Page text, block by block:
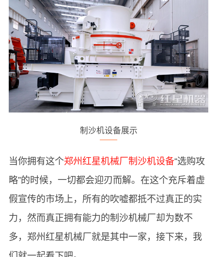
制沙机设备展示
当你拥有这个郑州红星机械厂制沙机设备“选购攻
略”的时候，一切都会迎刃而解。在这个充斥着虚
假宣传的市场上，所有的吹嘘都抵不过真正的实
力，然而真正拥有能力的制沙机械厂却为数不
多，郑州红星机械厂就是其中一家，接下来，我